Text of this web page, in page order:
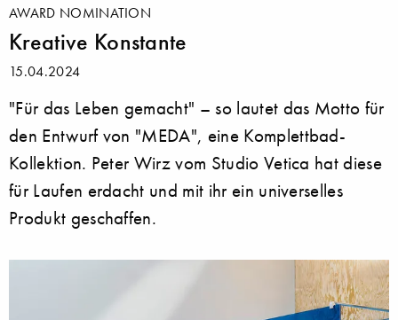
AWARD NOMINATION
Kreative Konstante
15.04.2024
"Für das Leben gemacht" – so lautet das Motto für
den Entwurf von "MEDA", eine Komplettbad-
Kollektion. Peter Wirz vom Studio Vetica hat diese
für Laufen erdacht und mit ihr ein universelles
Produkt geschaffen.